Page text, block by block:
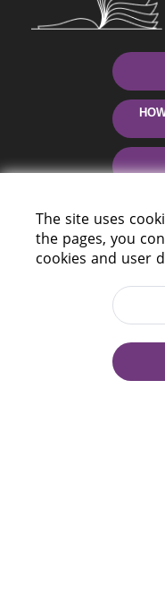
220114,
The site uses
the pages, you
cookies and user